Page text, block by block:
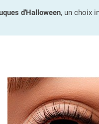
d'Halloween, un choix